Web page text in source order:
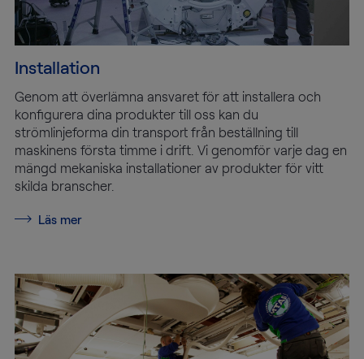
Installation
Genom att överlämna ansvaret för att installera och
konfigurera dina produkter till oss kan du
strömlinjeforma din transport från beställning till
maskinens första timme i drift. Vi genomför varje dag en
mängd mekaniska installationer av produkter för vitt
skilda branscher.
Läs mer